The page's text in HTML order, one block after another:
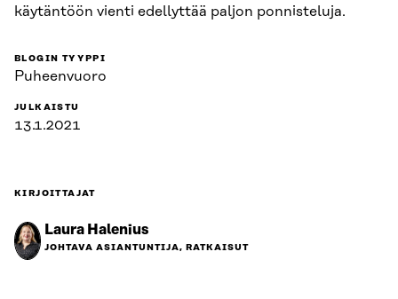
käytäntöön vienti edellyttää paljon ponnisteluja.
BLOGIN TYYPPI
Puheenvuoro
JULKAISTU
13.1.2021
KIRJOITTAJAT
Laura Halenius
JOHTAVA ASIANTUNTIJA, RATKAISUT